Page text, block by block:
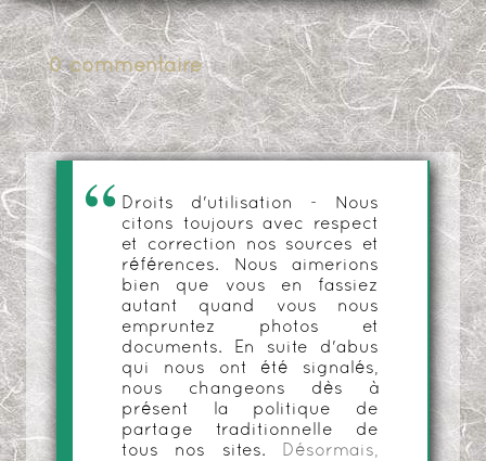
0 commentaire
Droits d'utilisation - Nous
citons toujours avec respect
et correction nos sources et
références. Nous aimerions
bien que vous en fassiez
autant quand vous nous
empruntez photos et
documents. En suite d'abus
qui nous ont été signalés,
nous changeons dès à
présent la politique de
partage traditionnelle de
tous nos sites.
Désormais,